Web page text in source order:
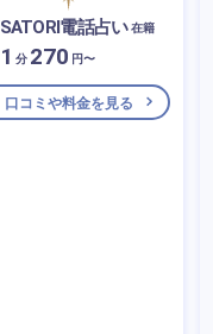
SATORI電話占い在籍
1 分 270 円〜
口コミや料金を見る